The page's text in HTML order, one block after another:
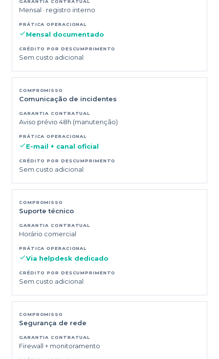
Mensal · registro interno
Mensal documentado
Sem custo adicional
Comunicação de incidentes
Aviso prévio 48h (manutenção)
E-mail + canal oficial
Sem custo adicional
Suporte técnico
Horário comercial
Via helpdesk dedicado
Sem custo adicional
Segurança de rede
Firewall + monitoramento